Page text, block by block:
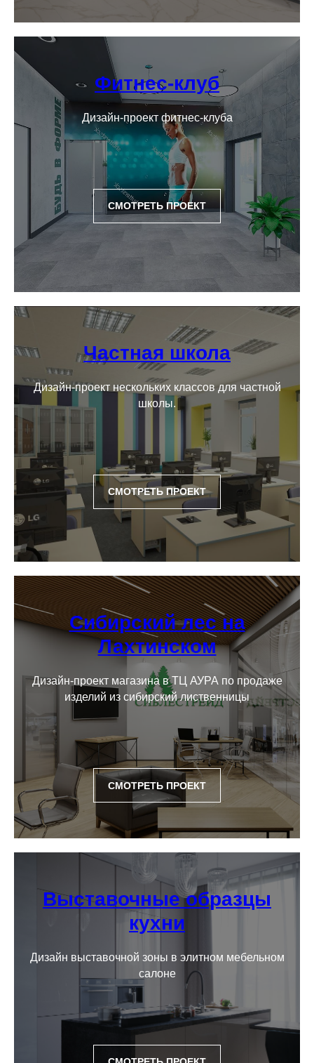
Фитнес-клуб
Дизайн-проект фитнес-клуба
СМОТРЕТЬ ПРОЕКТ
Частная школа
Дизайн-проект нескольких классов для частной
школы.
СМОТРЕТЬ ПРОЕКТ
Сибирский лес на
Лахтинском
Дизайн-проект магазина в ТЦ АУРА по продаже
изделий из сибирский лиственницы
СМОТРЕТЬ ПРОЕКТ
Выставочные образцы
кухни
Дизайн выставочной зоны в элитном мебельном
салоне
Мы осуществляем и закупку
материалов.
Остались вопросы?
свяжемся с вами в ближайшее
на обработку персональных данных
и соглашаетесь c политикой
конфиденциальности
Отправить заявку